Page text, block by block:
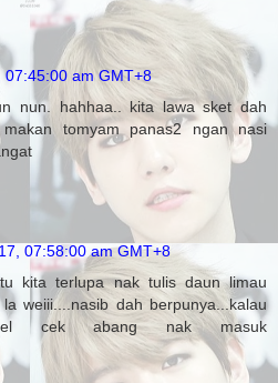
07:45:00 am GMT+8
nun. hahhaa.. kita lawa sket dah
tomyam panas2 ngan nasi
07:58:00 am GMT+8
tu kita terlupa nak tulis daun limau
weiii....nasib dah berpunya...kalau
cek abang nak masuk